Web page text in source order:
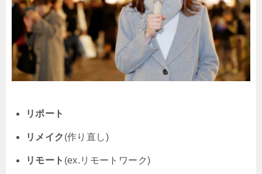
リポート
リメイク (作り直し)
リモート (ex.リモートワーク)